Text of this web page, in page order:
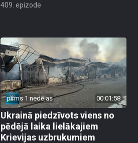
409. epizode
pirms 1 nedēļas 00:01:58
Ukrainā piedzīvots viens no
pēdējā laika lielākajiem
Krievijas uzbrukumiem